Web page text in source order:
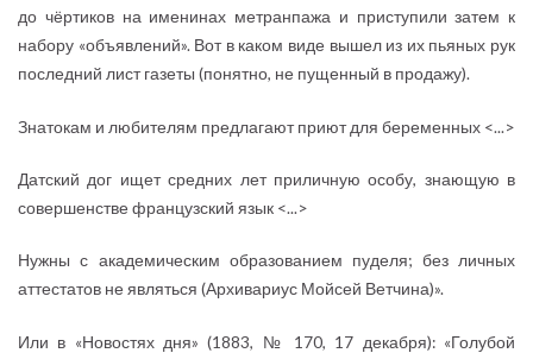
до чёртиков на именинах метранпажа и приступили затем к
набору «объявлений». Вот в каком виде вышел из их пьяных рук
последний лист газеты (понятно, не пущенный в продажу).
Знатокам и любителям предлагают приют для беременных <...>
Датский дог ищет средних лет приличную особу, знающую в
совершенстве французский язык <...>
Нужны с академическим образованием пуделя; без личных
аттестатов не являться (Архивариус Мойсей Ветчина)».
Или в «Новостях дня» (1883, № 170, 17 декабря): «Голубой